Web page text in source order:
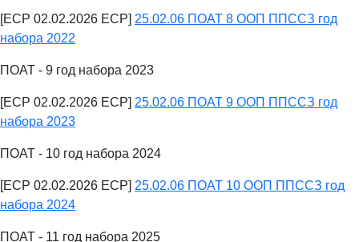
[ECP 02.02.2026 ECP] 25.02.06 ПОАТ 8 ООП ППССЗ год
набора 2022
ПОАТ - 9 год набора 2023
[ECP 02.02.2026 ECP] 25.02.06 ПОАТ 9 ООП ППССЗ год
набора 2023
ПОАТ - 10 год набора 2024
[ECP 02.02.2026 ECP] 25.02.06 ПОАТ 10 ООП ППССЗ год
набора 2024
ПОАТ - 11 год набора 2025